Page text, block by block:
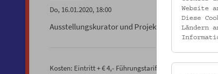
Do, 16.01.2020, 18:00
Ausstellungskurator und Projektleiter Georg
Kosten: Eintritt + € 4,- Führungstarif
Website
Diese
Ländern